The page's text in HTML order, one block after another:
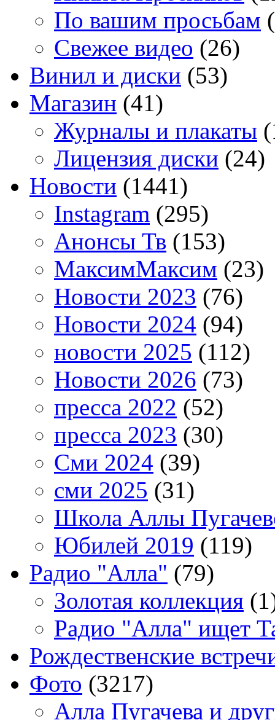
По вашим просьбам
Свежее видео (26)
Винил и диски (53)
Магазин (41)
Журналы и плакаты
Лицензия диски (24)
Новости (1441)
Instagram (295)
Анонсы Тв (153)
МаксимМаксим (23)
Новости 2023 (76)
Новости 2024 (94)
новости 2025 (112)
Новости 2026 (73)
пресса 2022 (52)
пресса 2023 (30)
Сми 2024 (39)
сми 2025 (31)
Школа Аллы
Юбилей 2019 (119)
Радио "Алла" (79)
Золотая коллекция
Радио "Алла" ищет
Рождественские
Фото (3217)
Алла Пугачева и